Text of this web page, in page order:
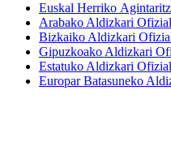
Euskal Herriko
Arabako Aldizkari
Bizkaiko Aldizkari
Gipuzkoako Aldizkari
Estatuko Aldizkari
Europar Batasuneko